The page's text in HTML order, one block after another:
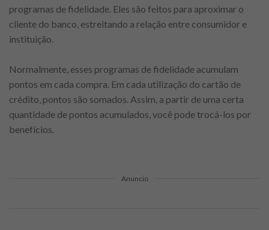
programas de fidelidade. Eles são feitos para aproximar o
cliente do banco, estreitando a relação entre consumidor e
instituição.
Normalmente, esses programas de fidelidade acumulam
pontos em cada compra. Em cada utilização do cartão de
crédito, pontos são somados. Assim, a partir de uma certa
quantidade de pontos acumulados, você pode trocá-los por
benefícios.
Anuncio